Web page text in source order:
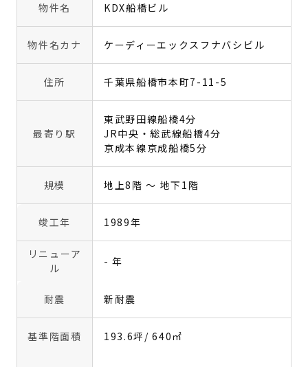
物件名 KDX船橋ビル
物件名カナ ケーディーエックスフナバシビル
住所 千葉県船橋市本町7-11-5
最寄り駅
東武野田線船橋4分
JR中央・総武線船橋4分
京成本線京成船橋5分
規模 地上8階 〜 地下1階
竣工年 1989年
リニューア
ル
- 年
耐震 新耐震
基準階面積 193.6坪 / 640㎡